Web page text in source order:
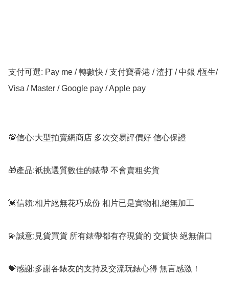
支付可選: Pay me / 轉數快 / 支付寶香港 / 渣打 / 中銀 /恆生/
Visa / Master / Google pay / Apple pay
💯信心:大型拍賣網商店 多次交易評價好 信心保證
🎁產品:衹挑選質數佳的錶帶 不會賣粗劣貨
💓信賴:相片絕無花巧成份 相片已是實物相,絕無加工
💫誠意:見貨買貨 所有錶帶都有存現貨的 交貨快 絕無借口
💝感謝:多謝各錶友的支持及交流玩錶心得 無言感激！